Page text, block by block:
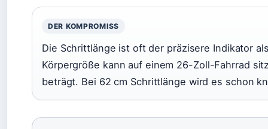
DER KOMPROMISS
Die Schrittlänge ist oft der präzisere Indikator
Körpergröße kann auf einem 26-Zoll-Fahrrad
beträgt. Bei 62 cm Schrittlänge wird es schon